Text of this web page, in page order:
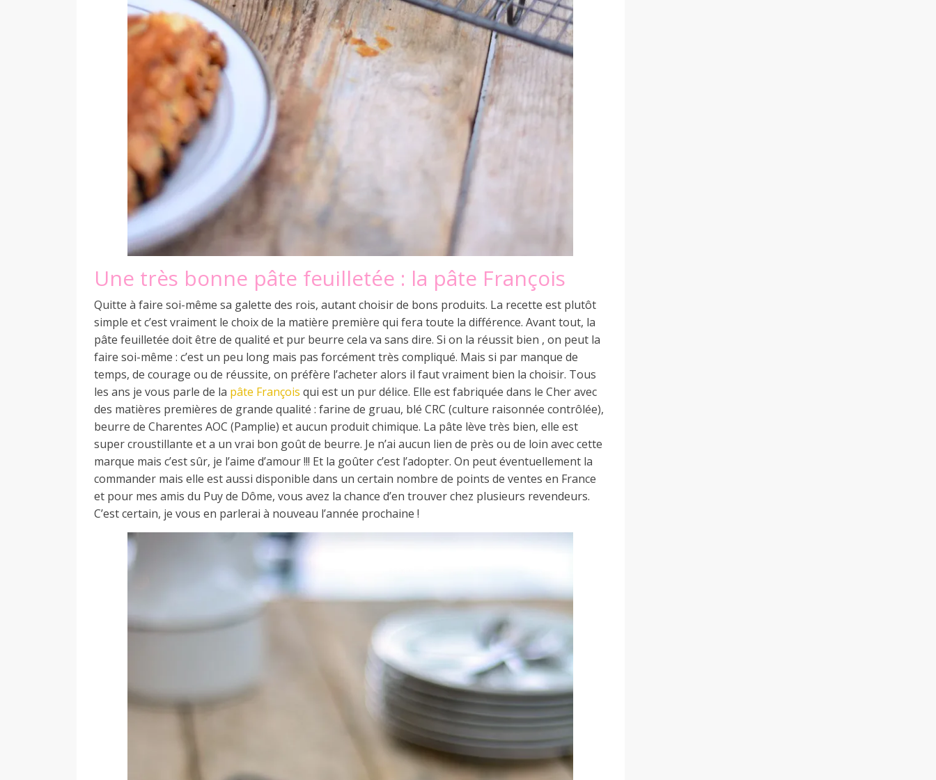
Une très bonne pâte feuilletée : la pâte François
Quitte à faire soi-même sa galette des rois, autant choisir de bons produits. La recette est plutôt
simple et c’est vraiment le choix de la matière première qui fera toute la différence. Avant tout, la
pâte feuilletée doit être de qualité et pur beurre cela va sans dire. Si on la réussit bien , on peut la
faire soi-même : c’est un peu long mais pas forcément très compliqué. Mais si par manque de
temps, de courage ou de réussite, on préfère l’acheter alors il faut vraiment bien la choisir. Tous
les ans je vous parle de la pâte François qui est un pur délice. Elle est fabriquée dans le Cher avec
des matières premières de grande qualité : farine de gruau, blé CRC (culture raisonnée contrôlée),
beurre de Charentes AOC (Pamplie) et aucun produit chimique. La pâte lève très bien, elle est
super croustillante et a un vrai bon goût de beurre. Je n’ai aucun lien de près ou de loin avec cette
marque mais c’est sûr, je l’aime d’amour !!! Et la goûter c’est l’adopter. On peut éventuellement la
commander mais elle est aussi disponible dans un certain nombre de points de ventes en France
et pour mes amis du Puy de Dôme, vous avez la chance d’en trouver chez plusieurs revendeurs.
C’est certain, je vous en parlerai à nouveau l’année prochaine !